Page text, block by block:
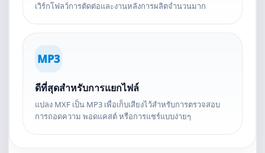
เวิร์กโฟลว์การตัดต่อและงานหลังการผลิตจำนวนมาก
MP3
ดีที่สุดสำหรับการแยกไฟล์
แปลง MXF เป็น MP3 เพื่อเก็บเสียงไว้สำหรับการตรวจสอบ
การถอดความ พอดแคสต์ หรือการแชร์แบบง่ายๆ